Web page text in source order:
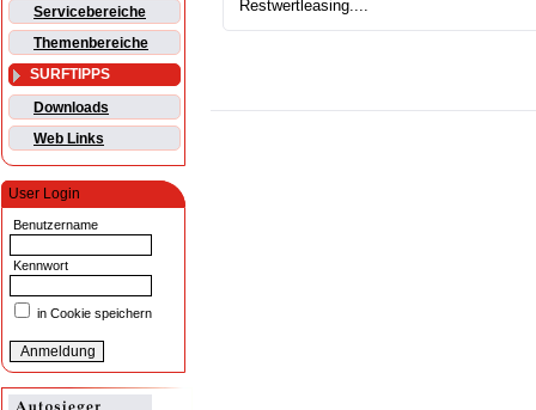
Servicebereiche
Themenbereiche
SURFTIPPS
Downloads
Web Links
User Login
Benutzername
Kennwort
in Cookie speichern
Restwertleasing....